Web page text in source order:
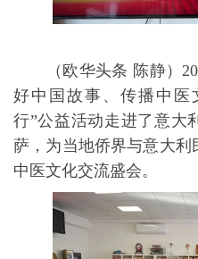
（欧华头条 陈静）
好中国故事、传播中医
行”公益活动走进了意
萨，为当地侨界与意大
中医文化交流盛会。